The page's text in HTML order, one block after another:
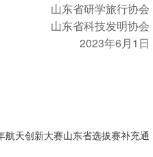
山东省研学旅行协会
山东省科技发明协会
2023年6月1日
天创新大赛山东省选拔赛补充通